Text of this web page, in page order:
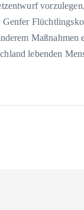
Maßnahmen
lebenden